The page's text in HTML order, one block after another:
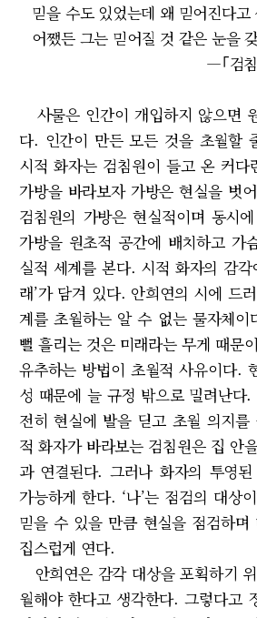
믿을 수도 있었는데 왜 믿어진다고
어쨌든 그는 믿어질 것 같은 눈을
―｢검침원｣
사물은 인간이 개입하지 않으면
다. 인간이 만든 모든 것을 초월할
시적 화자는 검침원이 들고 온 커다
가방을 바라보자 가방은 현실을 벗
검침원의 가방은 현실적이며 동시
가방을 원초적 공간에 배치하고 가
실적 세계를 본다. 시적 화자의 감각
래’가 담겨 있다. 안희연의 시에 드
계를 초월하는 알 수 없는 물자체이
뻘 흘리는 것은 미래라는 무게 때문
유추하는 방법이 초월적 사유이다.
성 때문에 늘 규정 밖으로 밀려난다
전히 현실에 발을 딛고 초월 의지를
적 화자가 바라보는 검침원은 집 안
과 연결된다. 그러나 화자의 투영
가능하게 한다. ‘나’는 점검의 대상
믿을 수 있을 만큼 현실을 점검하
집스럽게 연다.
안희연은 감각 대상을 포획하기
월해야 한다고 생각한다. 그렇다고